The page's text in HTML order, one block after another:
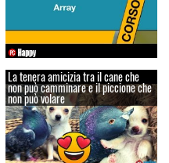
La tenera amicizia tra il cane che
non può camminare e il piccione che
non può volare